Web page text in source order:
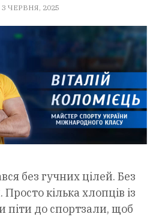
3 ЧЕРВНЯ, 2025
без гучних цілей. Без
кілька хлопців із
до спортзали, щоб